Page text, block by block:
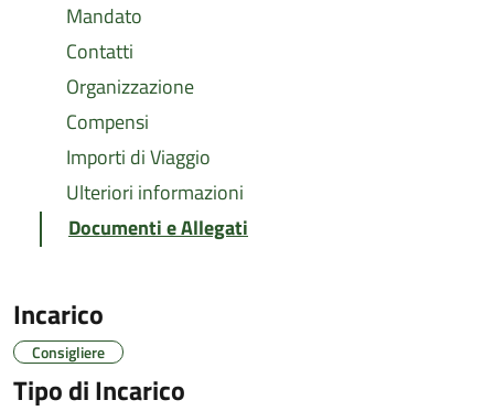
Mandato
Contatti
Organizzazione
Compensi
Importi di Viaggio
Ulteriori informazioni
Documenti e Allegati
Incarico
Consigliere
Tipo di Incarico